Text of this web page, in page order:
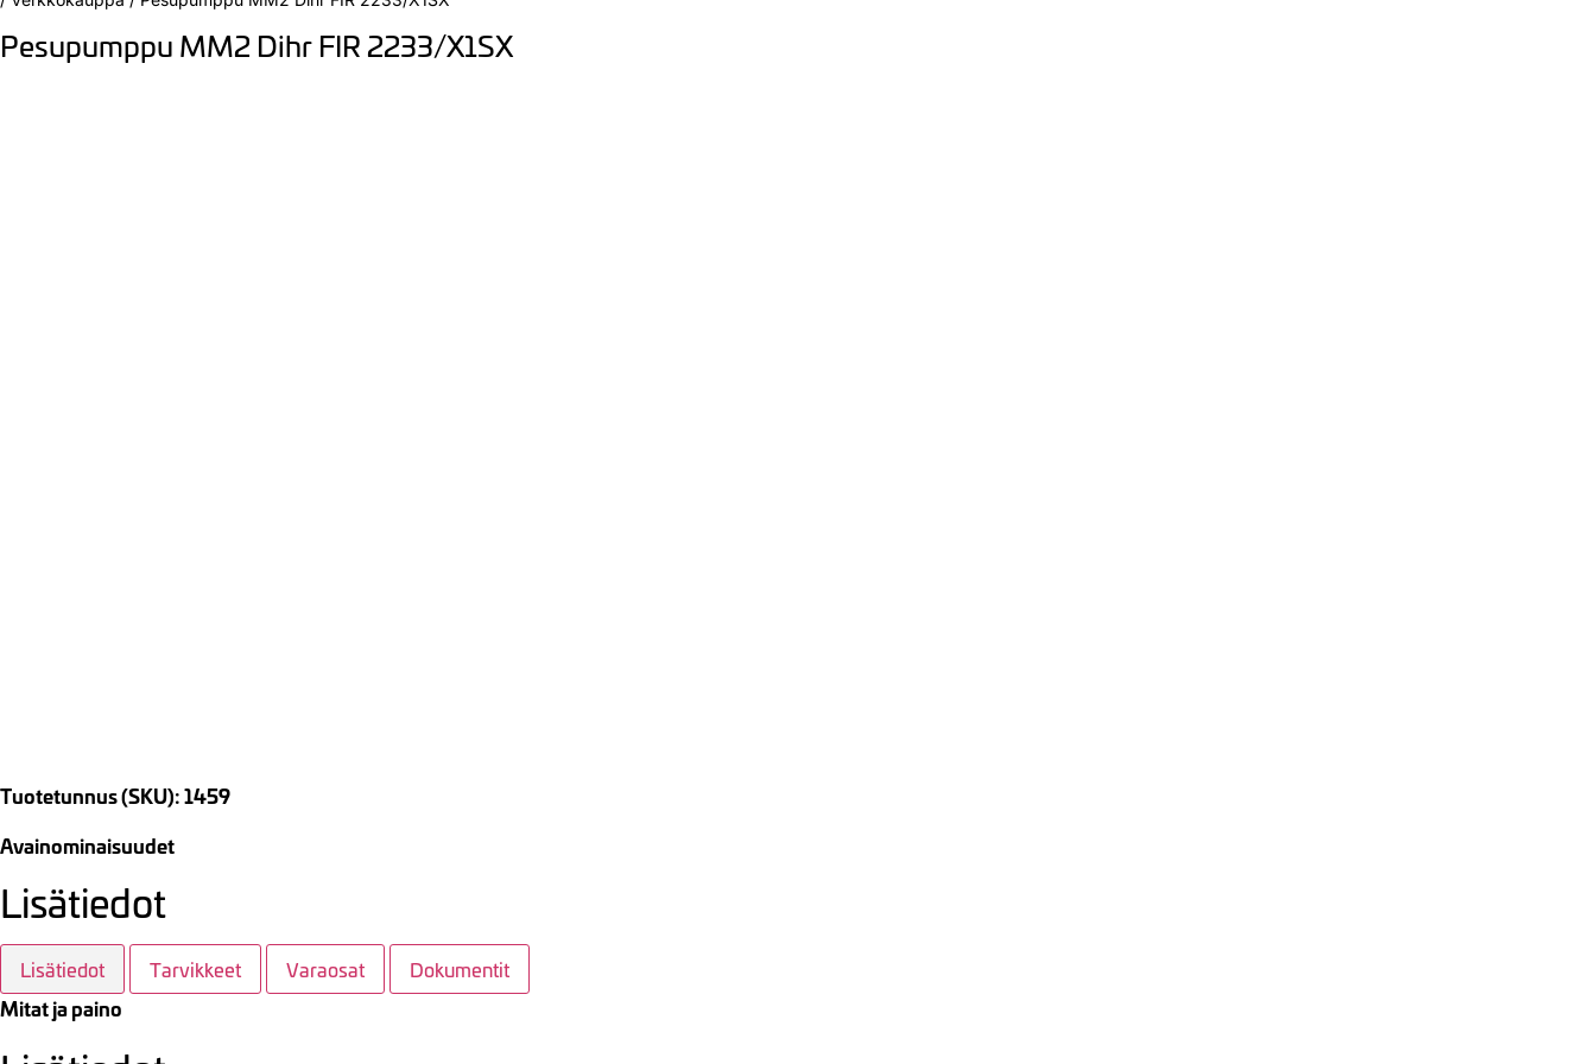
Pesupumppu MM2 Dihr FIR 2233/X1SX
Tuotetunnus (SKU): 1459
Avainominaisuudet
Lisätiedot
Lisätiedot Tarvikkeet Varaosat Dokumentit
Mitat ja paino